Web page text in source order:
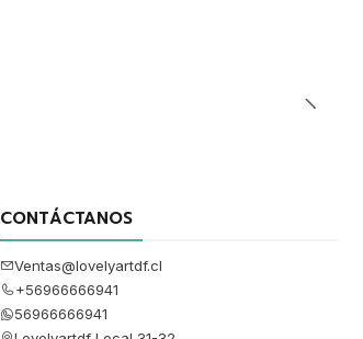
CONTÁCTANOS
Ventas@lovelyartdf.cl
+56966666941
56966666941